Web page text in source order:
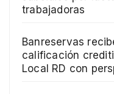
trabajadoras
Banreservas
calificación
Local RD con